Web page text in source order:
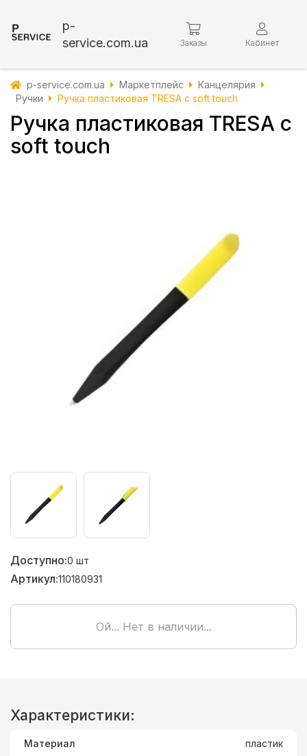
p-
service.com.ua
Заказы Кабинет
p-service.com.ua Маркетплейс
Канцелярия
Ручки
Ручка пластиковая TRESA с soft touch
Ручка пластиковая TRESA с
soft touch
Доступно:0 шт
Артикул:110180931
Ой... Нет в наличии...
Характеристики:
Материал пластик